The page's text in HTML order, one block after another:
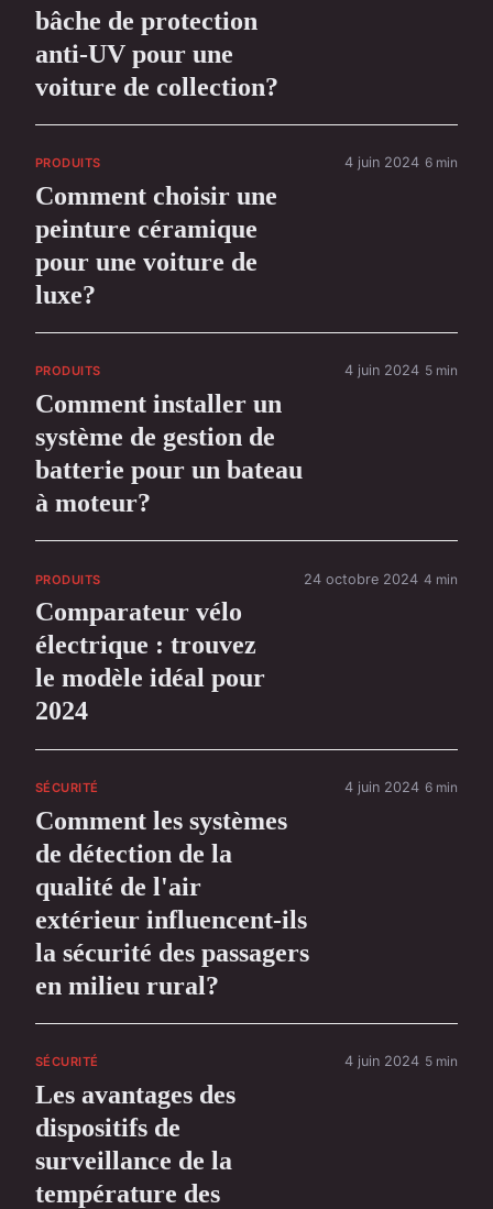
bâche de protection
anti-UV pour une
voiture de collection?
PRODUITS
Comment choisir une
peinture céramique
pour une voiture de
luxe?
4 juin 2024 6 min
PRODUITS
Comment installer un
système de gestion de
batterie pour un bateau
à moteur?
4 juin 2024 5 min
PRODUITS
Comparateur vélo
électrique : trouvez
le modèle idéal pour
2024
24 octobre 2024 4 min
SÉCURITÉ
Comment les systèmes
de détection de la
qualité de l'air
extérieur influencent-ils
la sécurité des passagers
en milieu rural?
4 juin 2024 6 min
SÉCURITÉ
Les avantages des
dispositifs de
surveillance de la
température des
4 juin 2024 5 min